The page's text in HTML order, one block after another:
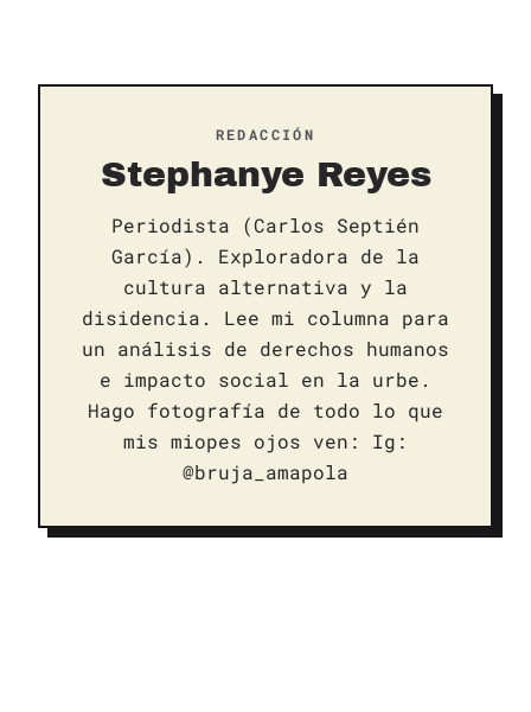
REDACCIÓN
Stephanye Reyes
Periodista (Carlos Septién
García). Exploradora de la
cultura alternativa y la
disidencia. Lee mi columna para
un análisis de derechos humanos
e impacto social en la urbe.
Hago fotografía de todo lo que
mis miopes ojos ven: Ig:
@bruja_amapola